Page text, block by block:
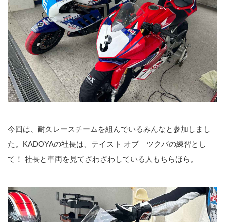
今回は、耐久レースチームを組んでいるみんなと参加しまし
た。KADOYAの社長は、テイスト オブ ツクバの練習とし
て！ 社長と車両を見てざわざわしている人もちらほら。